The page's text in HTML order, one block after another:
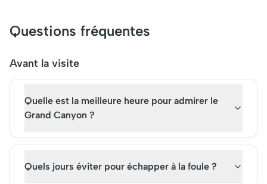
remarquables. Initialement
créé pour offrir un espace
aujourd'hui un lieu
visite guidée et explorez ce
trésor urbain qui attire des
année.
du tourisme mondial.
incontournables.
Questions fréquentes
Avant la visite
Quelle est la meilleure heure pour admirer le
Grand Canyon ?
Quels jours éviter pour échapper à la foule ?